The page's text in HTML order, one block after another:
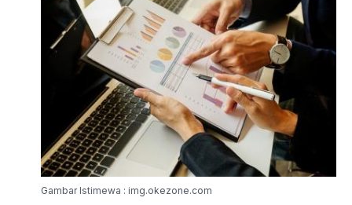
Gambar Istimewa : img.okezone.com